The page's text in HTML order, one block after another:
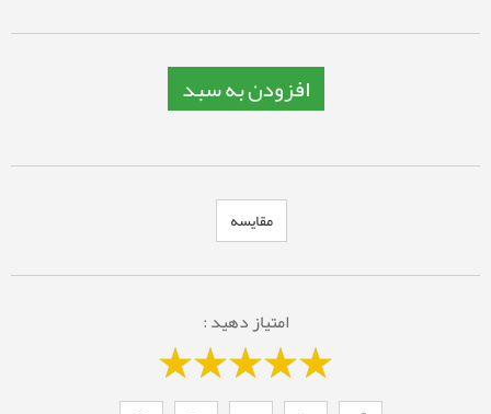
افزودن به سبد
مقایسه
امتیاز دهید :